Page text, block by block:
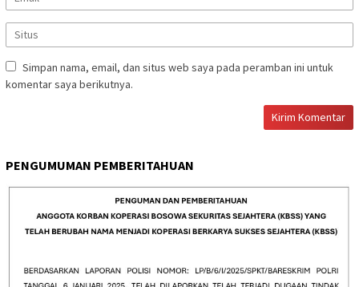
Simpan nama, email, dan situs web saya pada peramban ini untuk
komentar saya berikutnya.
PENGUMUMAN PEMBERITAHUAN